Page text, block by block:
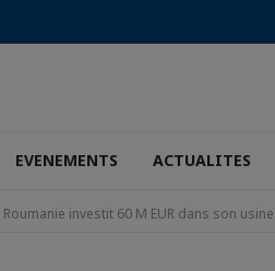
EVENEMENTS ACTUALITES
investit 60 M EUR dans son